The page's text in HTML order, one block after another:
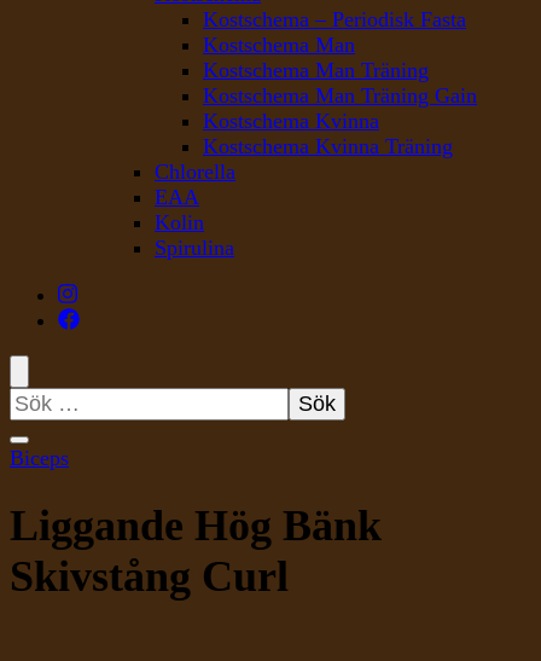
Kostschema – Periodisk Fasta
Kostschema Man
Kostschema Man Träning
Kostschema Man Träning Gain
Kostschema Kvinna
Kostschema Kvinna Träning
Chlorella
EAA
Kolin
Spirulina
Sök
efter:
Biceps
Liggande Hög Bänk
Skivstång Curl